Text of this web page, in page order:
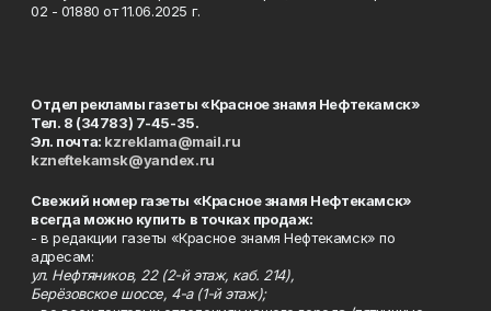
02 - 01880 от 11.06.2025 г.
Отдел рекламы газеты «Красное знамя Нефтекамск»
Тел. 8 (34783) 7-45-35.
Эл. почта: kzreklama@mail.ru
kzneftekamsk@yandex.ru
Свежий номер газеты «Красное знамя Нефтекамск»
всегда можно купить в точках продаж:
- в редакции газеты «Красное знамя Нефтекамск» по
адресам:
ул. Нефтяников, 22 (2-й этаж, каб. 214),
Берёзовское шоссе, 4-а (1-й этаж);